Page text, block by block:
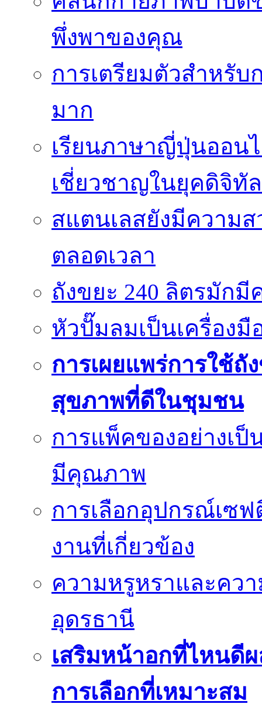
พึ่งพาของคุณ
การเตรียมตัวสำหรั
มาก
เรียนภาษาญี่ปุ่นออน
เชี่ยวชาญในยุคดิจิทัล
สแตนเลสยังมีความ
ตลอดเวลา
ถังขยะ 240 ลิตรมัก
หัวปั๊มลมเป็นเครื่องมื
การเผยแพร่การใช้ถั
สุขภาพที่ดีในชุมชน
การแพ็คของอย่างเ
มีคุณภาพ
การเลือกอุปกรณ์เซ
งานที่เกี่ยวข้อง
ความหรูหราและคว
อุดรธานี
เสริมหน้าอกที่ไหนดี
การเลือกที่เหมาะสม